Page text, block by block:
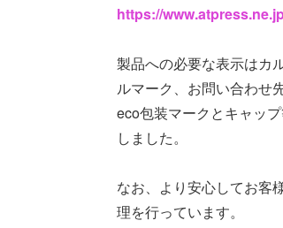
https://
製品への必要な表示はカ
ルマーク、お問い合わせ
eco包装マークとキャッ
しました。
なお、より安心してお客
理を行っています。